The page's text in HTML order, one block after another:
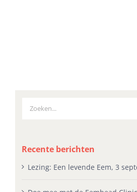
Zoeken
Recente berichten
Lezing: Een levende Eem, 3